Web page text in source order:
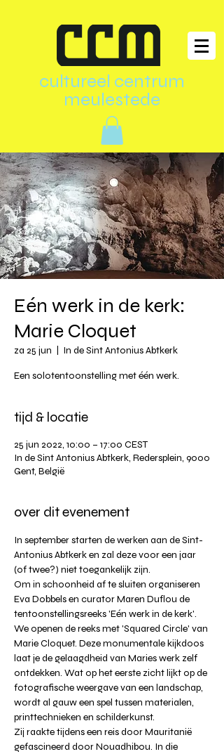
cultureel centrum
meulestede
Eén werk in de kerk:
Marie Cloquet
za 25 jun In de Sint Antonius Abtkerk
Een solotentoonstelling met één werk.
tijd & locatie
25 jun 2022, 10:00 – 17:00 CEST
In de Sint Antonius Abtkerk, Redersplein, 9000
Gent, België
over dit evenement
In september starten de werken aan de Sint-
Antonius Abtkerk en zal deze voor een jaar
(of twee?) niet toegankelijk zijn. ⁠
⁠Om in schoonheid af te sluiten organiseren
Eva Dobbels en curator Maren Duflou de
tentoonstellingsreeks 'Eén werk in de kerk'.⁠
We openen de reeks met 'Squared Circle' van
Marie Cloquet. Deze monumentale kijkdoos
laat je de gelaagdheid van Maries werk zelf
ontdekken. Wat op het eerste zicht lijkt op de
fotografische weergave van een landschap,
wordt al gauw een spel tussen materialen,
printtechnieken en schilderkunst.⁠
Zij raakte tijdens een reis door Mauritanië
gefascineerd door Nouadhibou. In die